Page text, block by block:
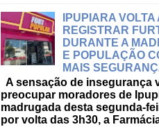
IPUPIARA VOLTA
REGISTRAR
DURANTE A
E POPULAÇÃO
MAIS
A sensação de insegurança
preocupar moradores de
madrugada desta segunda-
por volta das 3h30, a